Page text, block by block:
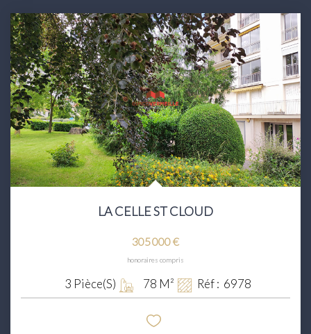
LA CELLE ST CLOUD
305 000 €
honoraires compris
3 Pièce(s) 78 M² Réf : 6978